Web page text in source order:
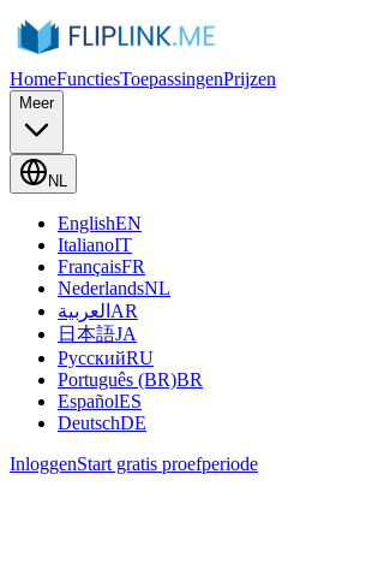
HomeFunctiesToepassingenPrijzen
Meer
NL
EnglishEN
ItalianoIT
FrançaisFR
NederlandsNL
العربية AR
日本語JA
РусскийRU
Português (BR)BR
EspañolES
DeutschDE
InloggenStart gratis proefperiode